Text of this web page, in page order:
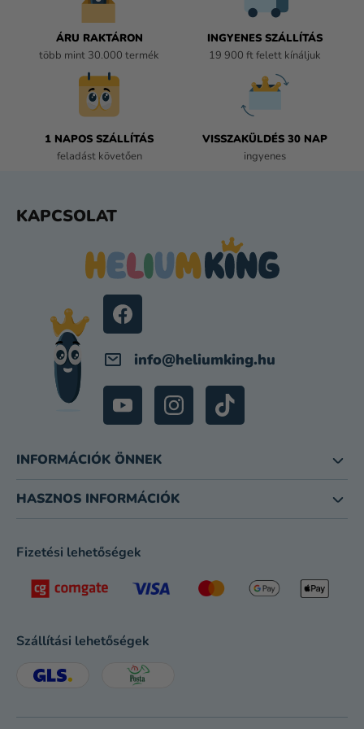
ÁRU RAKTÁRON
több mint 30.000 termék
INGYENES SZÁLLÍTÁS
19 900 ft felett kínáljuk
1 NAPOS SZÁLLÍTÁS
feladást követően
VISSZAKÜLDÉS 30 NAP
ingyenes
KAPCSOLAT
info@heliumking.hu
INFORMÁCIÓK ÖNNEK
HASZNOS INFORMÁCIÓK
Fizetési lehetőségek
Szállítási lehetőségek